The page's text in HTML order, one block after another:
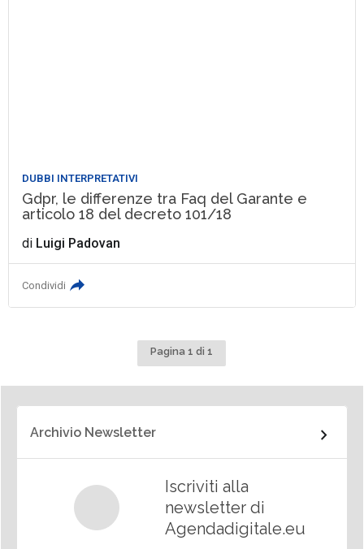
DUBBI INTERPRETATIVI
Gdpr, le differenze tra Faq del Garante e
articolo 18 del decreto 101/18
di Luigi Padovan
Condividi
Pagina 1 di 1
Archivio Newsletter
Iscriviti alla
newsletter di
Agendadigitale.eu